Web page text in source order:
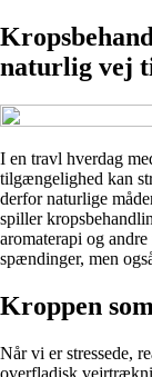
naturlig vej
I en travl hverdag
tilgængelighed kan
derfor naturlige
spiller
aromaterapi og
spændinger, men
Kroppen
Når vi er stressede,
overfladisk